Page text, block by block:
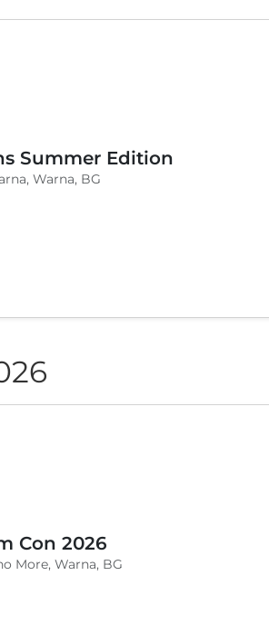
Summer Edition
Warna, BG
Con 2026
More, Warna, BG